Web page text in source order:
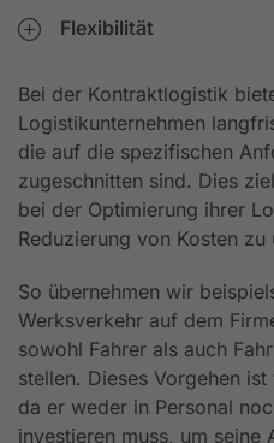
Flexibilität
Bei der Kontraktlogistik
Logistikunternehmen
die auf die spezifischen
zugeschnitten sind. Dies
bei der Optimierung ihrer
Reduzierung von Kosten zu
So übernehmen wir
Werksverkehr auf dem
sowohl Fahrer als auch
stellen. Dieses Vorgehen
da er weder in Personal
investieren muss, um seine